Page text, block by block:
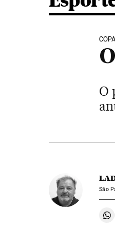
O
São